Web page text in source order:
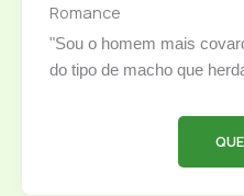
Romance
"Sou o homem mais
do tipo de macho que